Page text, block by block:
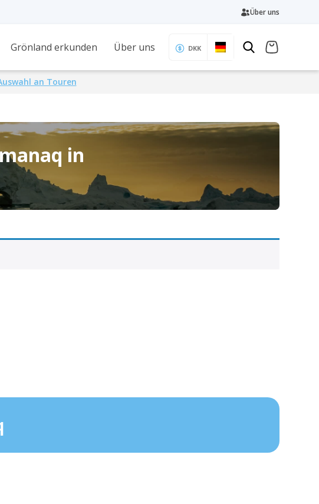
Über uns
Grönland erkunden Über uns DKK
an Touren
in